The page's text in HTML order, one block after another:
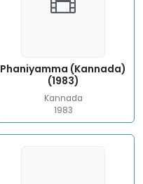
Phaniyamma (Kannada)
(1983)
Kannada
1983